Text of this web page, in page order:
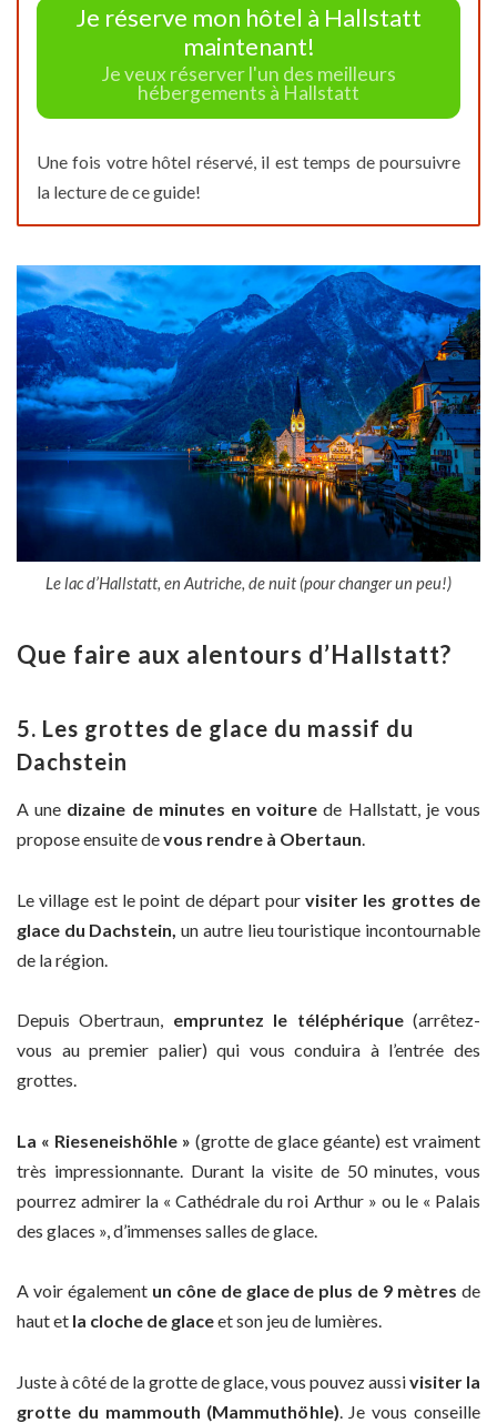
Je réserve mon hôtel à Hallstatt
maintenant!
Je veux réserver l'un des meilleurs
hébergements à Hallstatt
Une fois votre hôtel réservé, il est temps de poursuivre
la lecture de ce guide!
Le lac d’Hallstatt, en Autriche, de nuit (pour changer un peu!)
Que faire aux alentours d’Hallstatt?
5. Les grottes de glace du massif du
Dachstein
A une dizaine de minutes en voiture de Hallstatt, je vous
propose ensuite devous rendre à Obertaun.
Le village est le point de départ pour visiter les grottes de
glace du Dachstein, un autre lieu touristique incontournable
de la région.
Depuis Obertraun, empruntez le téléphérique(arrêtez-
vous au premier palier) qui vous conduira à l’entrée des
grottes.
La « Rieseneishöhle » (grotte de glace géante) est vraiment
très impressionnante. Durant la visite de 50 minutes, vous
pourrez admirer la « Cathédrale du roi Arthur » ou le « Palais
des glaces », d’immenses salles de glace.
A voir également un cône de glace de plus de 9 mètres de
haut et la cloche de glaceet son jeu de lumières.
Juste à côté de la grotte de glace, vous pouvez aussivisiter la
grotte du mammouth (Mammuthöhle) . Je vous conseille